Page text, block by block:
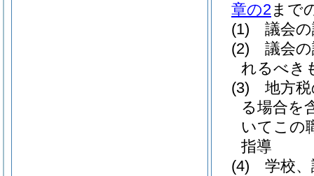
章の2まで
(1)
議会
(2)
議会
れるべき
(3)
地方
る場合を
いてこの
指導
(4)
学校